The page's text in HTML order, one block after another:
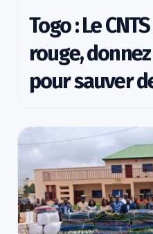
Togo : Le
rouge,
pour sauver